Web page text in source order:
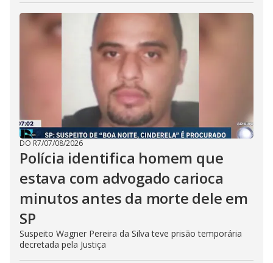
DO R7/07/08/2026
Polícia identifica homem que
estava com advogado carioca
minutos antes da morte dele em
SP
Suspeito Wagner Pereira da Silva teve prisão temporária
decretada pela Justiça